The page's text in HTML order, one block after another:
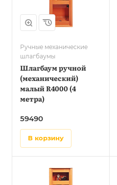
Ручные механические
шлагбаумы
Шлагбаум ручной
(механический)
малый R4000 (4
метра)
59490
в корзину